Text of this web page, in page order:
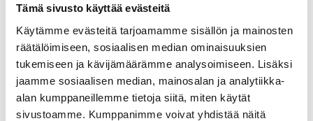
Tämä sivusto käyttää evästeitä
Käytämme evästeitä tarjoamamme sisällön ja mainosten
räätälöimiseen, sosiaalisen median ominaisuuksien
tukemiseen ja kävijämäärämme analysoimiseen. Lisäksi
jaamme sosiaalisen median, mainosalan ja analytiikka-
alan kumppaneillemme tietoja siitä, miten käytät
sivustoamme. Kumppanimme voivat yhdistää näitä
tapaamiset ja yhteistyö eri sidosryhmien kanssa ovat
avanneet väylän molemminpuoliselle keskustelulle.
– Yhteistyöllä ja avoimella keskustelulla voimme
varmistaa, että koulutus on ajan tasalla ja vastaa
työelämän vaatimuksiin, toteaa Korhonen.